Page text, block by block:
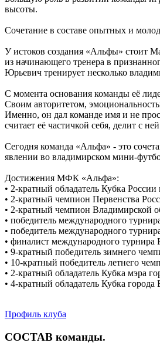
высоты.
Сочетание в составе опытных и
У истоков создания «Альфы» стоит
из начинающего тренера в
Юрьевич тренирует несколько
С момента основания команды её
Своим авторитетом,
Именно, он дал команде имя и не
считает её частичкой себя, делит с
Сегодня команда «Альфа» - это
явлении во владимирском мини-
Достижения МФК «Альфа»:
• 2-кратный обладатель Кубка
• 2-кратный чемпион Первенства
• 2-кратный чемпион Владимирской
• победитель международного
• победитель международного
• финалист международного
• 9-кратный победитель зимнего
• 10-кратный победитель летнего
• 2-кратный обладатель Кубка мэра
• 4-кратный обладатель Кубка
Профиль клуба
СОСТАВ команды.